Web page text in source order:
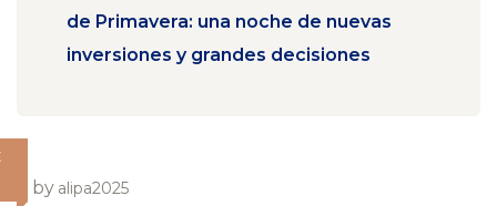
by alipa2025
de Primavera: una noche de nuevas
inversiones y grandes decisiones